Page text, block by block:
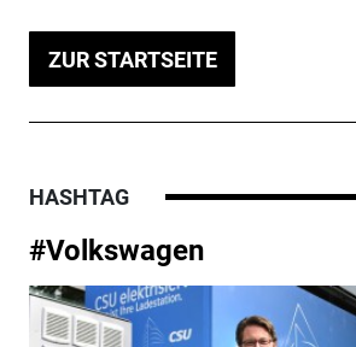
ZUR STARTSEITE
HASHTAG
#Volkswagen